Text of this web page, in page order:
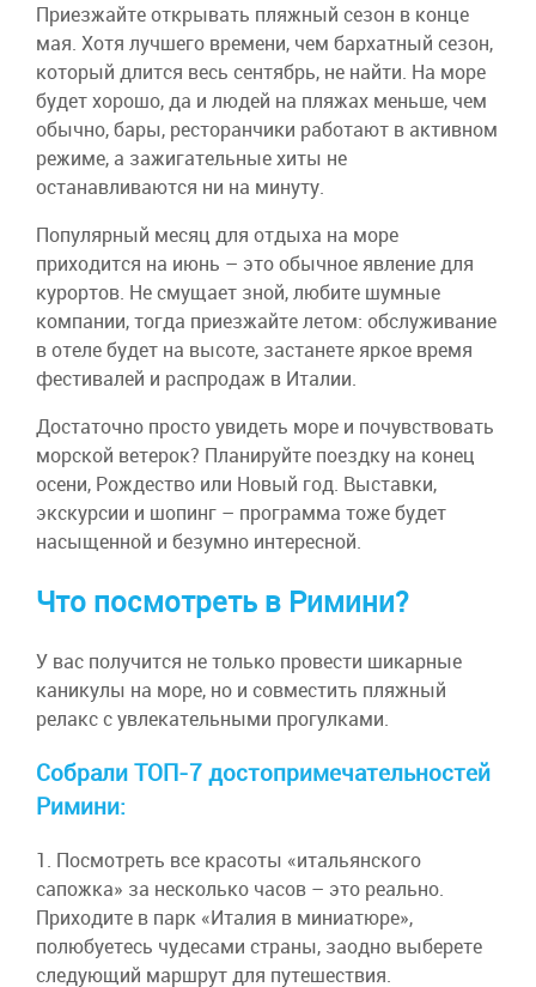
Приезжайте открывать пляжный сезон в конце
мая. Хотя лучшего времени, чем бархатный сезон,
который длится весь сентябрь, не найти. На море
будет хорошо, да и людей на пляжах меньше, чем
обычно, бары, ресторанчики работают в активном
режиме, а зажигательные хиты не
останавливаются ни на минуту.
Популярный месяц для отдыха на море
приходится на июнь – это обычное явление для
курортов. Не смущает зной, любите шумные
компании, тогда приезжайте летом: обслуживание
в отеле будет на высоте, застанете яркое время
фестивалей и распродаж в Италии.
Достаточно просто увидеть море и почувствовать
морской ветерок? Планируйте поездку на конец
осени, Рождество или Новый год. Выставки,
экскурсии и шопинг – программа тоже будет
насыщенной и безумно интересной.
Что посмотреть в Римини?
У вас получится не только провести шикарные
каникулы на море, но и совместить пляжный
релакс с увлекательными прогулками.
Собрали ТОП-7 достопримечательностей
Римини:
1. Посмотреть все красоты «итальянского
сапожка» за несколько часов – это реально.
Приходите в парк «Италия в миниатюре»,
полюбуетесь чудесами страны, заодно выберете
следующий маршрут для путешествия.